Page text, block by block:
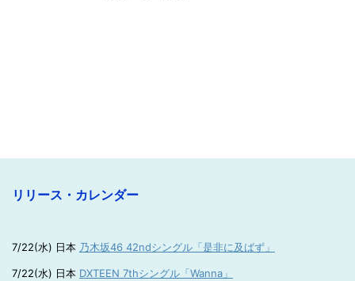
リリース・カレンダー
7/22(水) 日本 乃木坂46 42ndシングル「是非に及ばず」
7/22(水) 日本 DXTEEN 7thシングル「Wanna」